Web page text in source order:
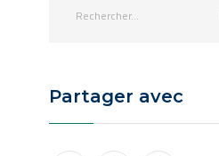
Partager avec